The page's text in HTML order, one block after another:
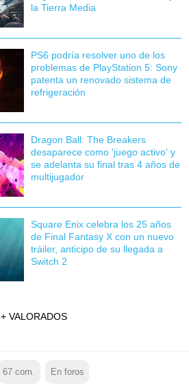
la Tierra Media
PS6 podría resolver uno de los
problemas de PlayStation 5: Sony
patenta un renovado sistema de
refrigeración
Dragon Ball: The Breakers
desaparece como 'juego activo' y
se adelanta su final tras 4 años de
multijugador
Square Enix celebra los 25 años
de Final Fantasy X con un nuevo
tráiler, anticipo de su llegada a
Switch 2
+ VALORADOS
67 com. En foros